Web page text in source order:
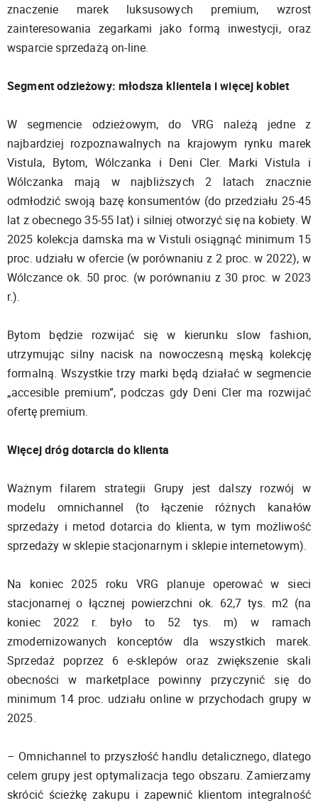
znaczenie marek luksusowych premium, wzrost
zainteresowania zegarkami jako formą inwestycji, oraz
wsparcie sprzedażą on-line.
Segment odzieżowy: młodsza klientela i więcej kobiet
W segmencie odzieżowym, do VRG należą jedne z
najbardziej rozpoznawalnych na krajowym rynku marek
Vistula, Bytom, Wólczanka i Deni Cler. Marki Vistula i
Wólczanka mają w najbliższych 2 latach znacznie
odmłodzić swoją bazę konsumentów (do przedziału 25-45
lat z obecnego 35-55 lat) i silniej otworzyć się na kobiety. W
2025 kolekcja damska ma w Vistuli osiągnąć minimum 15
proc. udziału w ofercie (w porównaniu z 2 proc. w 2022), w
Wólczance ok. 50 proc. (w porównaniu z 30 proc. w 2023
r.).
Bytom będzie rozwijać się w kierunku slow fashion,
utrzymując silny nacisk na nowoczesną męską kolekcję
formalną. Wszystkie trzy marki będą działać w segmencie
„accesible premium”, podczas gdy Deni Cler ma rozwijać
ofertę premium.
Więcej dróg dotarcia do klienta
Ważnym filarem strategii Grupy jest dalszy rozwój w
modelu omnichannel (to łączenie różnych kanałów
sprzedaży i metod dotarcia do klienta, w tym możliwość
sprzedaży w sklepie stacjonarnym i sklepie internetowym).
Na koniec 2025 roku VRG planuje operować w sieci
stacjonarnej o łącznej powierzchni ok. 62,7 tys. m2 (na
koniec 2022 r. było to 52 tys. m) w ramach
zmodernizowanych konceptów dla wszystkich marek.
Sprzedaż poprzez 6 e-sklepów oraz zwiększenie skali
obecności w marketplace powinny przyczynić się do
minimum 14 proc. udziału online w przychodach grupy w
2025.
– Omnichannel to przyszłość handlu detalicznego, dlatego
celem grupy jest optymalizacja tego obszaru. Zamierzamy
skrócić ścieżkę zakupu i zapewnić klientom integralność